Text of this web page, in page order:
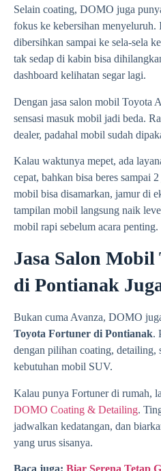
Selain coating, DOMO juga
fokus ke kebersihan menyeluruh.
dibersihkan sampai ke sela-sela
tak sedap di kabin bisa
dashboard kelihatan segar lagi.
Dengan jasa salon mobil Toyota
sensasi masuk mobil jadi beda.
dealer, padahal mobil sudah
Kalau waktunya mepet, ada
cepat, bahkan bisa beres sampai
mobil bisa disamarkan, jamur di
tampilan mobil langsung naik
mobil rapi sebelum acara penting.
Jasa Salon
di Pontianak
Bukan cuma Avanza, DOMO
Toyota Fortuner di Pontianak.
dengan pilihan coating, detailing,
kebutuhan mobil SUV.
Kalau punya Fortuner di rumah,
DOMO Coating & Detailing.
jadwalkan kedatangan, dan
yang urus sisanya.